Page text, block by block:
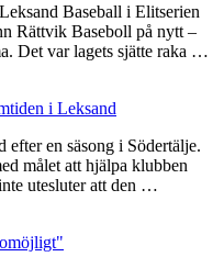
Baseball i Elitserien
Rättvik Baseboll på nytt –
Det var lagets sjätte raka …
i Leksand
en säsong i Södertälje.
målet att hjälpa klubben
utesluter att den …